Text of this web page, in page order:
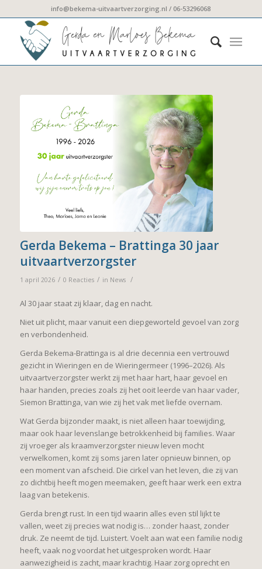
info@bekema-uitvaartverzorging.nl / 06-53296068
Gerda Bekema – Brattinga 30 jaar
uitvaartverzorgster
1 april 2026 / 0 Reacties / in News /
Al 30 jaar staat zij klaar, dag en nacht.
Niet uit plicht, maar vanuit een diepgeworteld gevoel van zorg
en verbondenheid.
Gerda Bekema-Brattinga is al drie decennia een vertrouwd
gezicht in Wieringen en de Wieringermeer (1996–2026). Als
uitvaartverzorgster werkt zij met haar hart, haar gevoel en
haar handen, precies zoals zij het ooit leerde van haar vader,
Siemon Brattinga, van wie zij het vak met liefde overnam.
Wat Gerda bijzonder maakt, is niet alleen haar toewijding,
maar ook haar levenslange betrokkenheid bij families. Waar
zij vroeger als kraamverzorgster nieuw leven mocht
verwelkomen, komt zij soms jaren later opnieuw binnen, op
een moment van afscheid. Die cirkel van het leven, die zij van
zo dichtbij heeft mogen meemaken, geeft haar werk een extra
laag van betekenis.
Gerda brengt rust. In een tijd waarin alles even stil lijkt te
vallen, weet zij precies wat nodig is… zonder haast, zonder
druk. Ze neemt de tijd. Luistert. Voelt aan wat een familie nodig
heeft, vaak nog voordat het uitgesproken wordt. Haar
aanwezigheid is zacht, maar krachtig. Haar zorg oprecht en